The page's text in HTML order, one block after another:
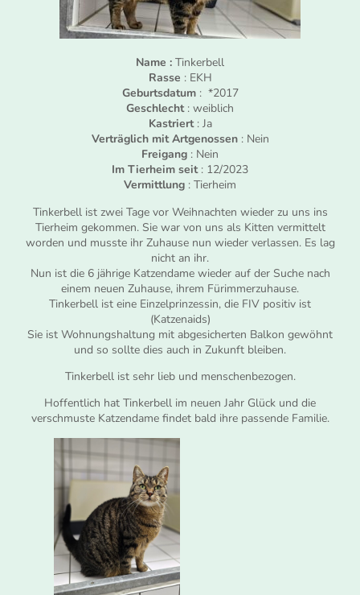
Name : Tinkerbell
Rasse : EKH
Geburtsdatum: *2017
Geschlecht: weiblich
Kastriert: Ja
Verträglich mit Artgenossen: Nein
Freigang : Nein
Im Tierheim seit: 12/2023
Vermittlung : Tierheim
Tinkerbell ist zwei Tage vor Weihnachten wieder zu uns ins
Tierheim gekommen. Sie war von uns als Kitten vermittelt
worden und musste ihr Zuhause nun wieder verlassen. Es lag
nicht an ihr.
Nun ist die 6 jährige Katzendame wieder auf der Suche nach
einem neuen Zuhause, ihrem Fürimmerzuhause.
Tinkerbell ist eine Einzelprinzessin, die FIV positiv ist
(Katzenaids)
Sie ist Wohnungshaltung mit abgesicherten Balkon gewöhnt
und so sollte dies auch in Zukunft bleiben.
Tinkerbell ist sehr lieb und menschenbezogen.
Hoffentlich hat Tinkerbell im neuen Jahr Glück und die
verschmuste Katzendame findet bald ihre passende Familie.